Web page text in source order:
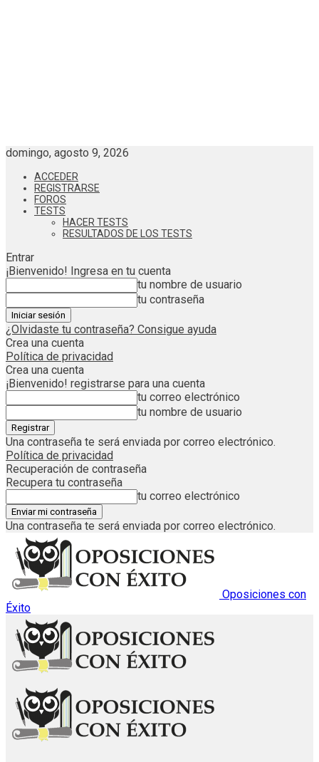
domingo, agosto 9, 2026
ACCEDER
REGISTRARSE
FOROS
TESTS
HACER TESTS
RESULTADOS DE LOS TESTS
Entrar
¡Bienvenido! Ingresa en tu cuenta
tu nombre de usuario
tu contraseña
¿Olvidaste tu contraseña? Consigue ayuda
Crea una cuenta
Política de privacidad
Crea una cuenta
¡Bienvenido! registrarse para una cuenta
tu correo electrónico
tu nombre de usuario
Una contraseña te será enviada por correo electrónico.
Política de privacidad
Recuperación de contraseña
Recupera tu contraseña
tu correo electrónico
Una contraseña te será enviada por correo electrónico.
Oposiciones con
Éxito